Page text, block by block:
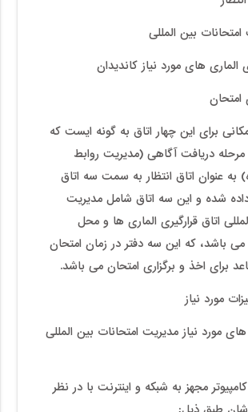
برای این چهار اتاق به گونه ایست که
مرحله دریافت آگاهی (مدیریت روابط
به عنوان اتاق انتظار به سمت سه اتاق
شده و این سه اتاق شامل مدیریت
اتاق قرارگیری الماری ها و محل
می باشد، که این سه دفتر در زمان امتحان
برای اخذ و برگزاری امتحان می باشد.
مورد نیاز
های مورد نیاز مدیریت امتحانات بین المللی
1. به تعداد 22 کامپیوتر مجهز به شبکه و اینترنت با در نظر